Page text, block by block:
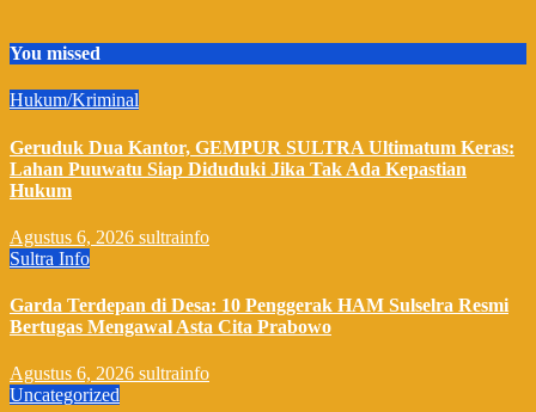
You missed
Hukum/Kriminal
Geruduk Dua Kantor, GEMPUR SULTRA Ultimatum Keras:
Lahan Puuwatu Siap Diduduki Jika Tak Ada Kepastian
Hukum
Agustus 6, 2026 sultrainfo
Sultra Info
Garda Terdepan di Desa: 10 Penggerak HAM Sulselra Resmi
Bertugas Mengawal Asta Cita Prabowo
Agustus 6, 2026 sultrainfo
Uncategorized